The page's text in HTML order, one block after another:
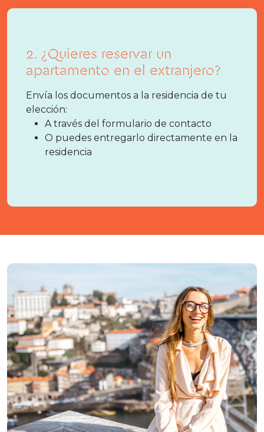
2. ¿Quieres reservar un
apartamento en el extranjero?
Envía los documentos a la residencia de tu
elección:
A través del formulario de contacto
O puedes entregarlo directamente en la
residencia